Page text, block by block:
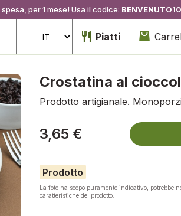
per 1 mese! Usa il codice: BENVENUTO10
Piatti
Crostatina al
Prodotto artigianale.
3,65 €
Prodotto
La foto ha scopo puramente indicativo, potrebbe
caratteristiche del prodotto.